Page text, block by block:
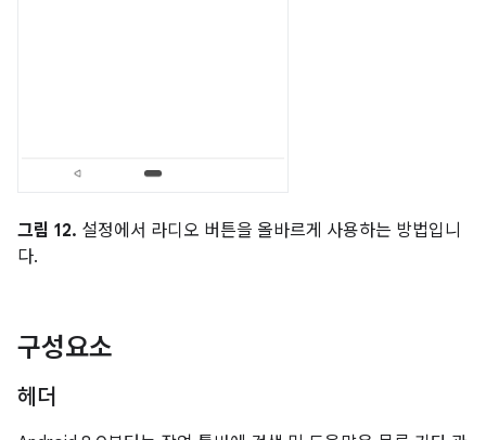
그림 12. 설정에서 라디오 버튼을 올바르게 사용하는 방법입니
다.
구성요소
헤더